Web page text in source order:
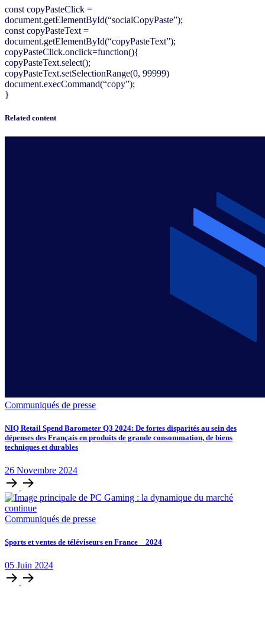
const copyPasteClick =
document.getElementById(“socialCopyPaste”);
const copyPasteText =
document.getElementById(“copyPasteText”);
copyPasteClick.onclick=function(){
copyPasteText.select();
copyPasteText.setSelectionRange(0, 99999)
document.execCommand(“copy”);
}
Related content
Communiqués de presse
NIQ Retail Spend Barometer Q3 2024: De fortes disparités au sein des
dépenses des Français en produits de grande consommation, de biens
techniques et durables
26 Novembre 2024
Communiqués de presse
Sports et ventes de téléviseurs en France _ 2024
05 Juin 2024